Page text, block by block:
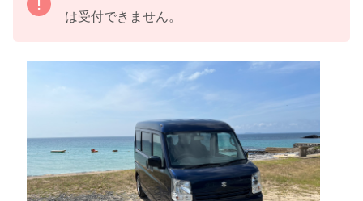
は受付できません。